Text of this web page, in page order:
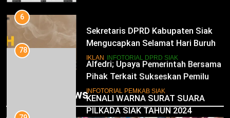
6
Sekretaris DPRD Kabupaten Siak
Mengucapkan Selamat Hari Buruh
IKLAN INFOTORIAL DPRD SIAK
KENALI WARNA SURAT SUARA
PILKADA SIAK TAHUN 2024
Trending News
78
Alfedri; Upaya Pemerintah Bersama
Pihak Terkait Sukseskan Pemilu
2024
79